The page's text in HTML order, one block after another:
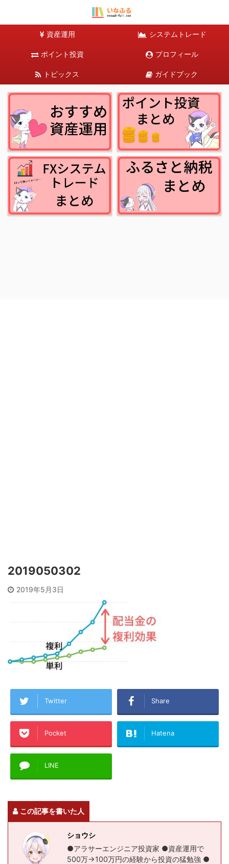
資産運用 システムトレード
ポイント投資 プロフィール
トピックス ガイドブック
2019050302
2019年5月3日
Twitter Share
Pocket Hatena
LINE
この記事を書いた人
ショウシ
●アラサーエンジニア投資家 ●資産運用で
500万→100万円の経験から投資の猛勉強 ●